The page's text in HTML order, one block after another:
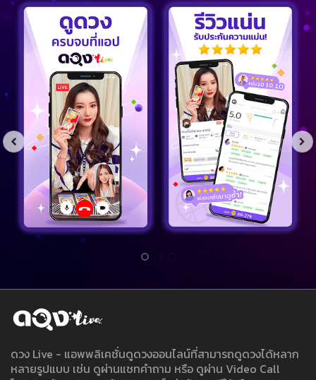
ดวง Live - แอพพลิเคชั่นดูดวงออนไลน์ที่สามารถดูดวงได้หลาก
หลายรูปแบบ เช่น ดูผ่านแชทคำถาม หรือ ดูผ่าน Video Call